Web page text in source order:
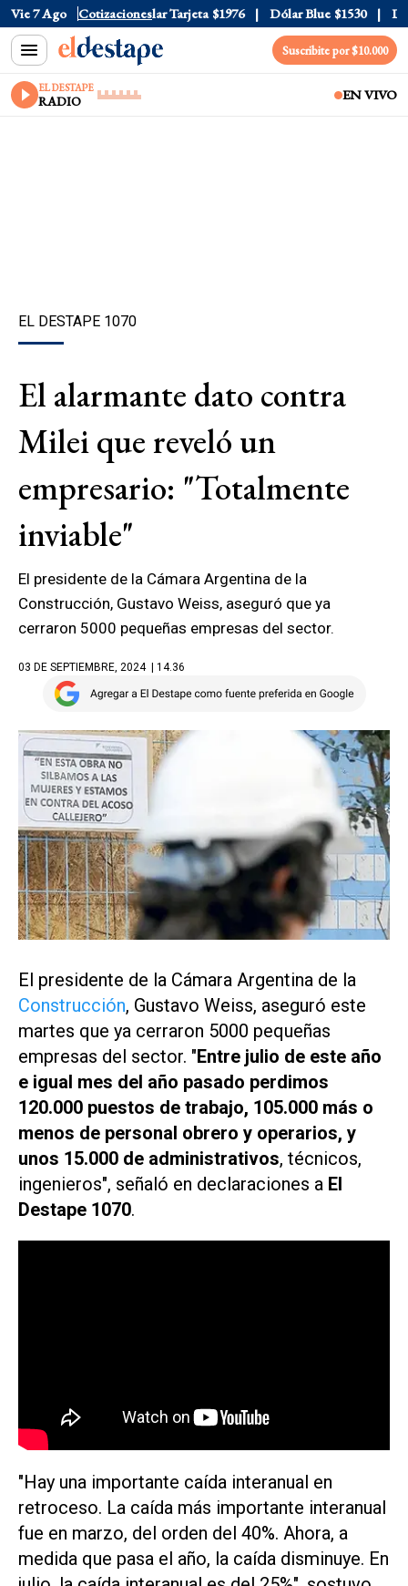
Vie 7 Ago Cotizaciones
Oficial $1520 Dólar Tarjeta $1976 Dólar Blue $1530
Suscribite por $10.000
EL DESTAPE
RADIO EN VIVO
EL DESTAPE 1070
El alarmante dato contra
Milei que reveló un
empresario: "Totalmente
inviable"
El presidente de la Cámara Argentina de la
Construcción, Gustavo Weiss, aseguró que ya
cerraron 5000 pequeñas empresas del sector.
03 DE SEPTIEMBRE, 2024 | 14.36
El presidente de la Cámara Argentina de la
Construcción, Gustavo Weiss, aseguró este
martes que ya cerraron 5000 pequeñas
empresas del sector. "Entre julio de este año
e igual mes del año pasado perdimos
120.000 puestos de trabajo, 105.000 más o
menos de personal obrero y operarios, y
unos 15.000 de administrativos, técnicos,
ingenieros", señaló en declaraciones a El
Destape 1070.
"Hay una importante caída interanual en
retroceso. La caída más importante interanual
fue en marzo, del orden del 40%. Ahora, a
medida que pasa el año, la caída disminuye. En